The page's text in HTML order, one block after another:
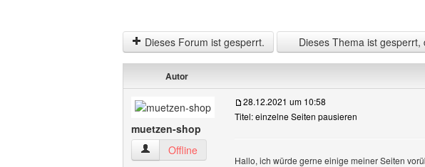
Dieses Forum ist gesperrt. Dieses Thema ist
Autor
muetzen-shop
muetzen-shop Benutzer-Profile anzeigen
Offline
28.12.2021 um 10:58
Titel: einzelne Seiten pausieren
Hallo, ich würde gerne einige meiner Seiten